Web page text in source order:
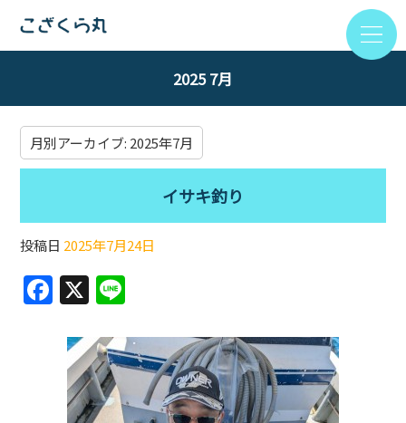
2025 7月
月別アーカイブ: 2025年7月
イサキ釣り
投稿日 2025年7月24日
F
c
e
b
X
e